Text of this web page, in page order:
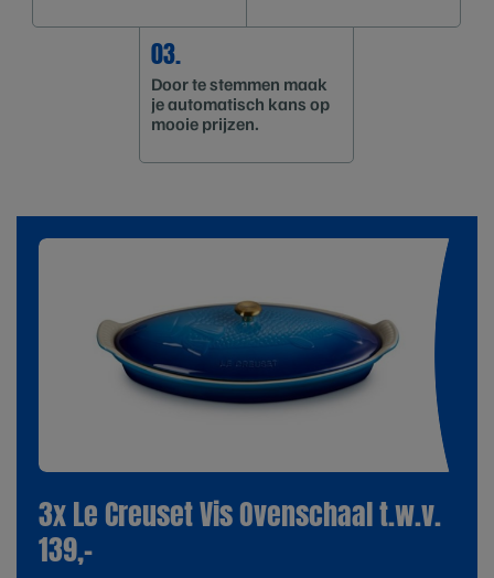
03.
Door te stemmen maak
je automatisch kans op
mooie prijzen.
3x Le Creuset Vis Ovenschaal t.w.v.
139,-